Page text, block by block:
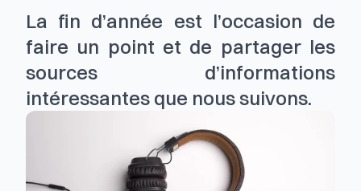
La fin d’année est l’occasion de
faire un point et de partager les
sources d’informations
intéressantes que nous suivons.